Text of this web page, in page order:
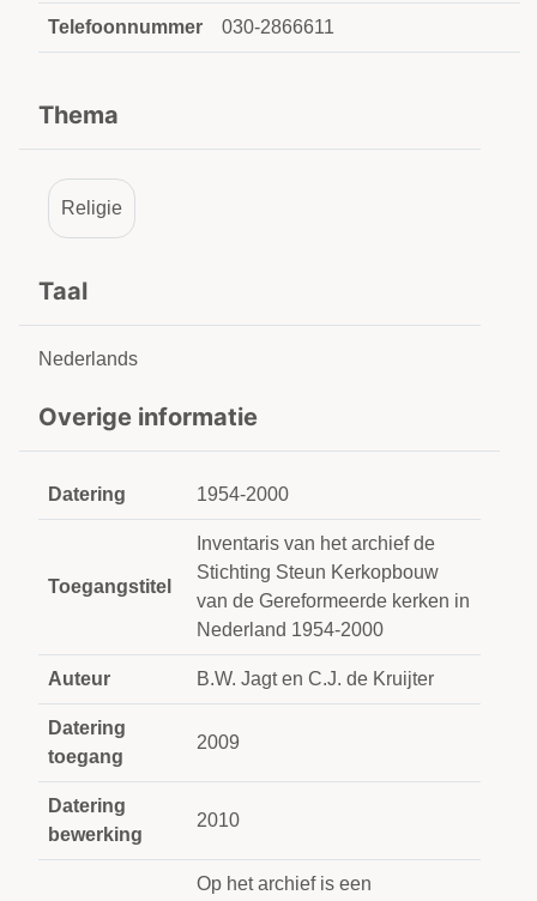
Telefoonnummer 030-2866611
Thema
Religie
Taal
Nederlands
Overige informatie
Datering 1954-2000
Toegangstitel
Inventaris van het archief de
Stichting Steun Kerkopbouw
van de Gereformeerde kerken in
Nederland 1954-2000
Auteur B.W. Jagt en C.J. de Kruijter
Datering
toegang
2009
Datering
bewerking
2010
Op het archief is een